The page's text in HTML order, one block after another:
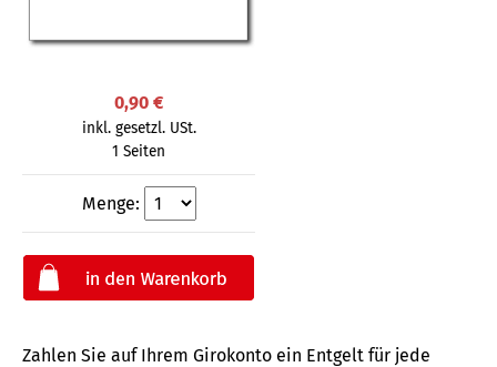
0,90 €
inkl. gesetzl. USt.
1 Seiten
Menge:
Zahlen Sie auf Ihrem Girokonto ein Entgelt für jede